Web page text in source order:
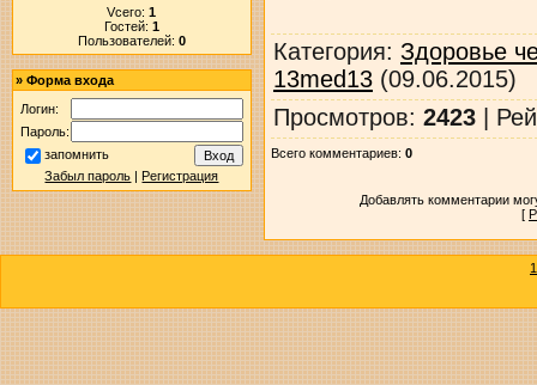
Vсего:1
Гостей: 1
Пользователей: 0
» Форма входа
Логин:
Пароль:
запомнить
Забыл пароль |Регистрация
Категория: Здоровье
13med13(09.06.2015)
Просмотров: 2423|
Всего комментариев: 0
Добавлять комментарии
[